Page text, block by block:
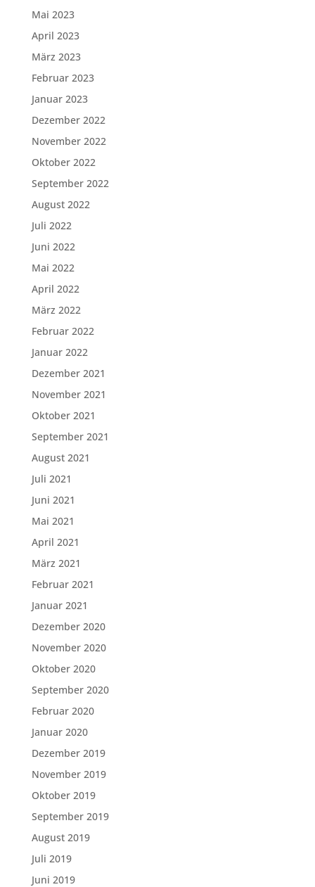
Mai 2023
April 2023
März 2023
Februar 2023
Januar 2023
Dezember 2022
November 2022
Oktober 2022
September 2022
August 2022
Juli 2022
Juni 2022
Mai 2022
April 2022
März 2022
Februar 2022
Januar 2022
Dezember 2021
November 2021
Oktober 2021
September 2021
August 2021
Juli 2021
Juni 2021
Mai 2021
April 2021
März 2021
Februar 2021
Januar 2021
Dezember 2020
November 2020
Oktober 2020
September 2020
Februar 2020
Januar 2020
Dezember 2019
November 2019
Oktober 2019
September 2019
August 2019
Juli 2019
Juni 2019